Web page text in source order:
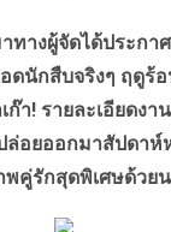
งผู้จัดได้ประกาศ
นักสืบจริงๆ ฤดูร้อ
ก๊า! รายละเอียดงา
ล่อยออกมาสัปดา
คู่รักสุดพิเศษด้วยน